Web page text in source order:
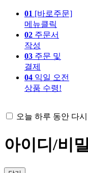
01 [바로주문]
메뉴클릭
02 주문서
작성
03 주문 및
결제
04 익일 오전
상품 수령!
오늘 하루 동안 다시
아이디/비